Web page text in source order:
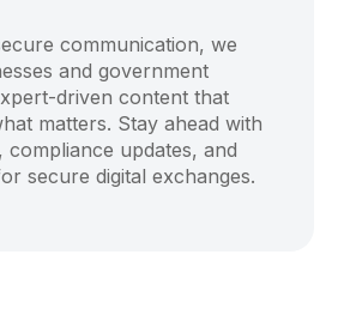
communication, we
and government
driven content that
matters. Stay ahead with
compliance updates, and
secure digital exchanges.